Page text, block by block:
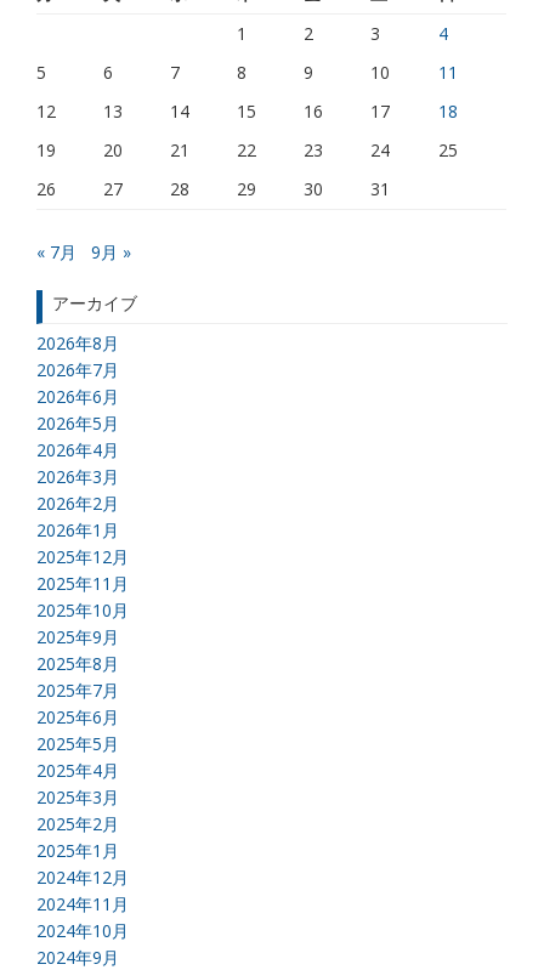
1
2 3
4
5
6 7 8 9 10
11
12
13 14 15 16 17
18
19
20 21 22 23 24
25
26
27 28 29 30 31
« 7月 9月 »
アーカイブ
2026年8月
2026年7月
2026年6月
2026年5月
2026年4月
2026年3月
2026年2月
2026年1月
2025年12月
2025年11月
2025年10月
2025年9月
2025年8月
2025年7月
2025年6月
2025年5月
2025年4月
2025年3月
2025年2月
2025年1月
2024年12月
2024年11月
2024年10月
2024年9月